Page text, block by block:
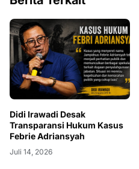
Didi Irawadi Desak
Transparansi Hukum Kasus
Febrie Adriansyah
Juli 14, 2026